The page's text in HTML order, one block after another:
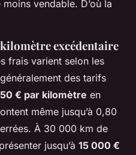
vendable. D’où la
excédentaire
frais varient selon les
des tarifs
€ par kilomètre en
même jusqu’à 0,80
À 30 000 km de
jusqu’à 15 000 €